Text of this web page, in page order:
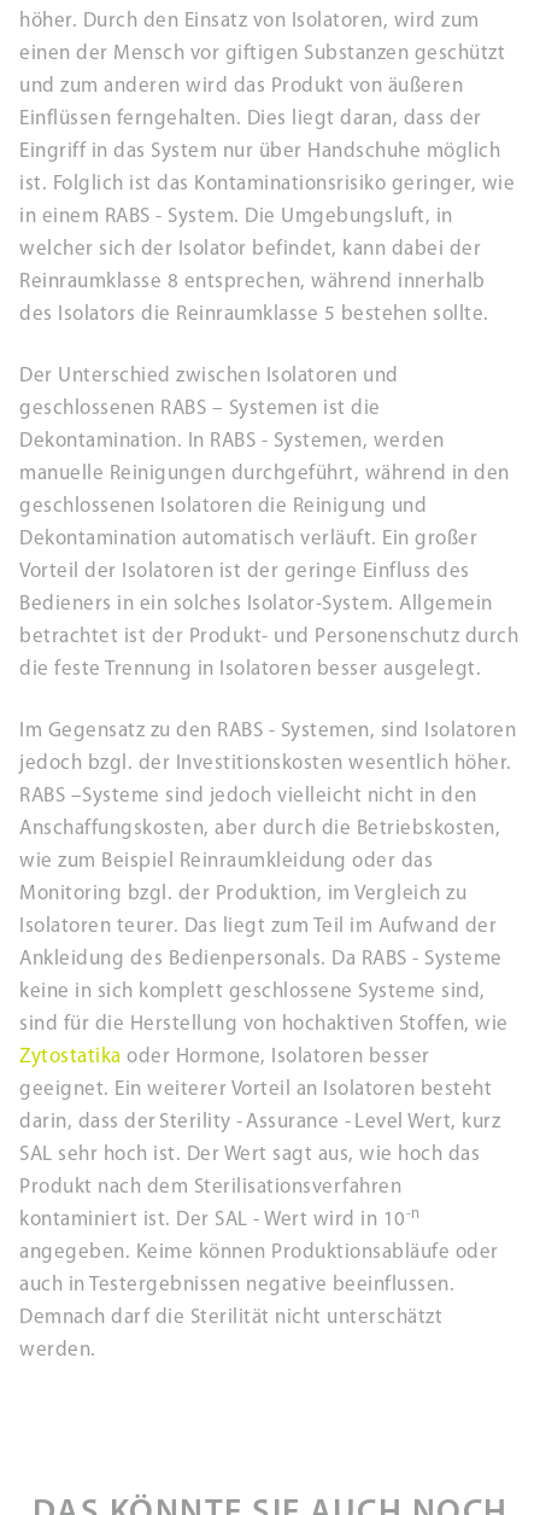
höher. Durch den Einsatz von Isolatoren, wird zum
einen der Mensch vor giftigen Substanzen geschützt
und zum anderen wird das Produkt von äußeren
Einflüssen ferngehalten. Dies liegt daran, dass der
Eingriff in das System nur über Handschuhe möglich
ist. Folglich ist das Kontaminationsrisiko geringer, wie
in einem RABS - System. Die Umgebungsluft, in
welcher sich der Isolator befindet, kann dabei der
Reinraumklasse 8 entsprechen, während innerhalb
des Isolators die Reinraumklasse 5 bestehen sollte.
Der Unterschied zwischen Isolatoren und
geschlossenen RABS – Systemen ist die
Dekontamination. In RABS - Systemen, werden
manuelle Reinigungen durchgeführt, während in den
geschlossenen Isolatoren die Reinigung und
Dekontamination automatisch verläuft. Ein großer
Vorteil der Isolatoren ist der geringe Einfluss des
Bedieners in ein solches Isolator-System. Allgemein
betrachtet ist der Produkt- und Personenschutz durch
die feste Trennung in Isolatoren besser ausgelegt.
Im Gegensatz zu den RABS - Systemen, sind Isolatoren
jedoch bzgl. der Investitionskosten wesentlich höher.
RABS –Systeme sind jedoch vielleicht nicht in den
Anschaffungskosten, aber durch die Betriebskosten,
wie zum Beispiel Reinraumkleidung oder das
Monitoring bzgl. der Produktion, im Vergleich zu
Isolatoren teurer. Das liegt zum Teil im Aufwand der
Ankleidung des Bedienpersonals. Da RABS - Systeme
keine in sich komplett geschlossene Systeme sind,
sind für die Herstellung von hochaktiven Stoffen, wie
Zytostatika oder Hormone, Isolatoren besser
geeignet. Ein weiterer Vorteil an Isolatoren besteht
darin, dass der Sterility - Assurance - Level Wert, kurz
SAL sehr hoch ist. Der Wert sagt aus, wie hoch das
Produkt nach dem Sterilisationsverfahren
kontaminiert ist. Der SAL - Wert wird in 10-n
angegeben. Keime können Produktionsabläufe oder
auch in Testergebnissen negative beeinflussen.
Demnach darf die Sterilität nicht unterschätzt
werden.